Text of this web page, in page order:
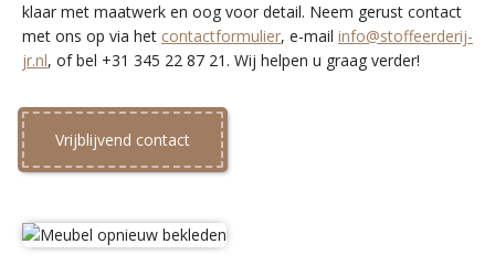
klaar met maatwerk en oog voor detail. Neem gerust contact
met ons op via het contactformulier, e-mail info@stoffeerderij-
jr.nl, of bel +31 345 22 87 21. Wij helpen u graag verder!
Vrijblijvend contact